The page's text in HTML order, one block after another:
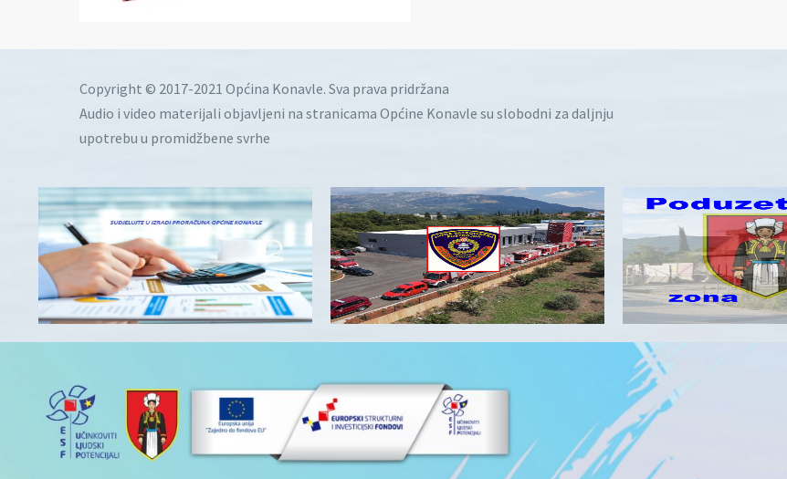
Copyright © 2017-2021 Općina Konavle. Sva prava pridržana
Audio i video materijali objavljeni na stranicama Općine Konavle su slobodni za daljnju
upotrebu u promidžbene svrhe